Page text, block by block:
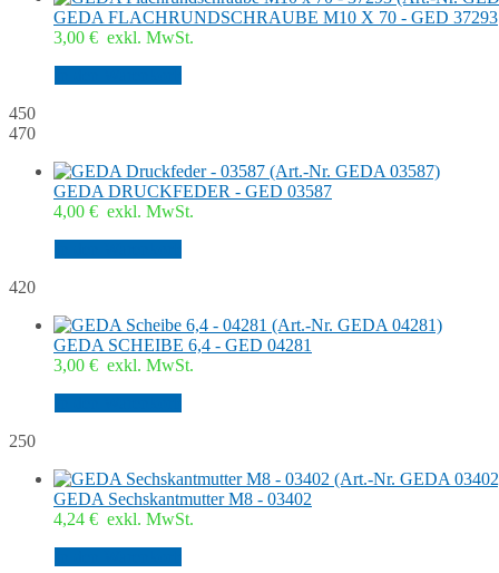
GEDA FLACHRUNDSCHRAUBE M10 X 70 - GED 37293
3,00 € exkl. MwSt.
450
470
GEDA DRUCKFEDER - GED 03587
4,00 € exkl. MwSt.
420
GEDA SCHEIBE 6,4 - GED 04281
3,00 € exkl. MwSt.
250
GEDA Sechskantmutter M8 - 03402
4,24 € exkl. MwSt.